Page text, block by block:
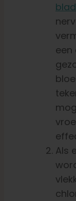
een
Als